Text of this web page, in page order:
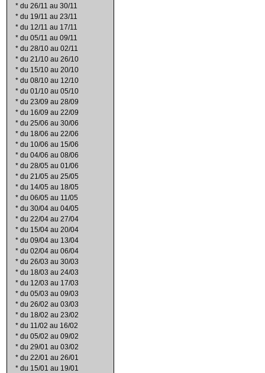
* du 26/11 au 30/11
* du 19/11 au 23/11
* du 12/11 au 17/11
* du 05/11 au 09/11
* du 28/10 au 02/11
* du 21/10 au 26/10
* du 15/10 au 20/10
* du 08/10 au 12/10
* du 01/10 au 05/10
* du 23/09 au 28/09
* du 16/09 au 22/09
* du 25/06 au 30/06
* du 18/06 au 22/06
* du 10/06 au 15/06
* du 04/06 au 08/06
* du 28/05 au 01/06
* du 21/05 au 25/05
* du 14/05 au 18/05
* du 06/05 au 11/05
* du 30/04 au 04/05
* du 22/04 au 27/04
* du 15/04 au 20/04
* du 09/04 au 13/04
* du 02/04 au 06/04
* du 26/03 au 30/03
* du 18/03 au 24/03
* du 12/03 au 17/03
* du 05/03 au 09/03
* du 26/02 au 03/03
* du 18/02 au 23/02
* du 11/02 au 16/02
* du 05/02 au 09/02
* du 29/01 au 03/02
* du 22/01 au 26/01
* du 15/01 au 19/01